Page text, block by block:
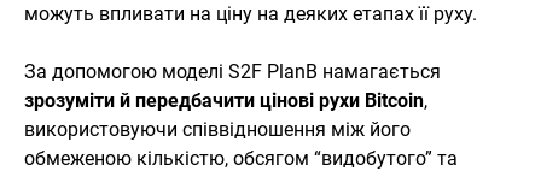
можуть впливати на ціну на деяких етапах її руху.
За допомогою моделі S2F PlanB намагається
зрозуміти й передбачити цінові рухи Bitcoin,
використовуючи співвідношення між його
обмеженою кількістю, обсягом “видобутого” та